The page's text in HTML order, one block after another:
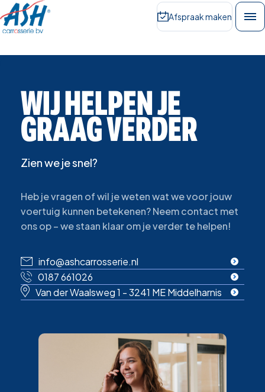
Afspraak maken
WIJHELPENJE
GRAAGVERDER
Zien we je snel?
Heb je vragen of wil je weten wat we voor jouw
voertuig kunnen betekenen? Neem contact met
ons op – we staan klaar om je verder te helpen!
info@ashcarrosserie.nl
0187 661026
Van der Waalsweg 1 - 3241 ME Middelharnis